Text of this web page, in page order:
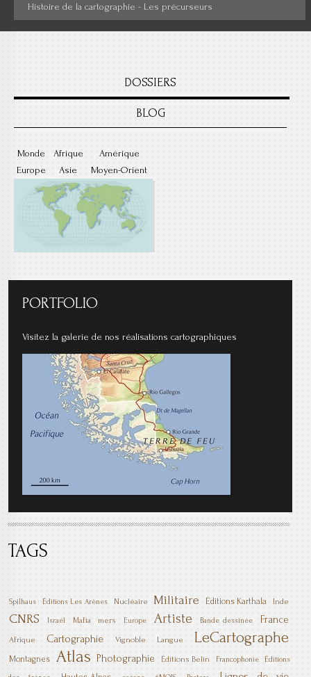
Histoire de la cartographie - Les précurseurs
DOSSIERS
BLOG
Monde
Europe
Afrique
Asie
Amérique
Moyen-Orient
PORTFOLIO
Visitez la galerie de nos réalisations cartographiques
TAGS
Spilhaus Éditions Les Arènes Nucléaire Militaire Éditions Karthala Inde
CNRS Israël Mafia mers Europe Artiste Bande dessinée France
Afrique Cartographie Vignoble Langue LeCartographe
Montagnes Atlas Photographie Éditions Belin Francophonie Éditions